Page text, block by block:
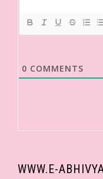
0 COMMENTS
WWW.E-